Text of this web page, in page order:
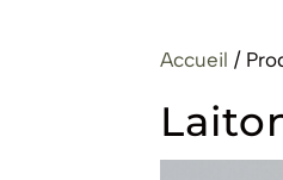
Accueil /